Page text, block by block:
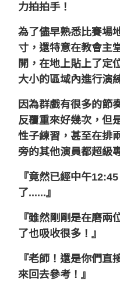
力拍拍手！
為了儘早熟悉比賽場
寸，還特意在教會主
開，在地上貼上了定
大小的區域內進行演
因為群戲有很多的節
反覆重來好幾次， 但
性子練習， 甚至在排
旁的其他演員都超級
『竟然已經中午
了......』
『雖然剛剛是在磨兩
了也吸收很多！』
『老師！還是你們直
來回去參考！』